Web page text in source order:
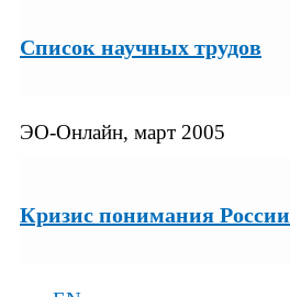
Список научных трудов
ЭО-Онлайн, март 2005
Кризис понимания России